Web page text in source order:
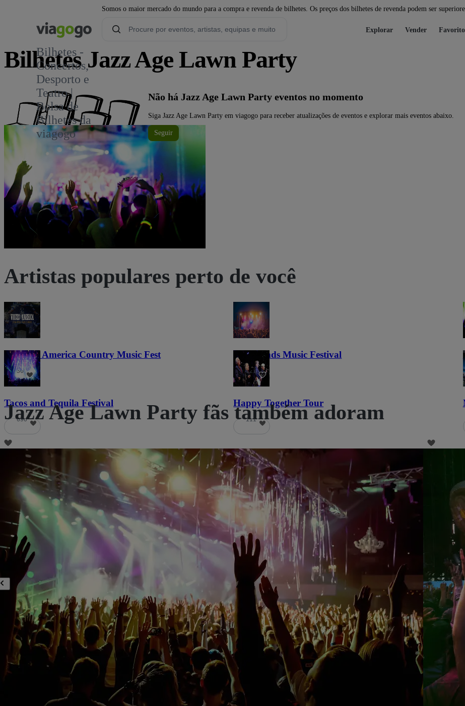
Somos o maior mercado do mundo para a compra e revenda de bilhetes. Os preços dos bilhetes de revenda podem ser
Bilhetes -
Concertos,
Desporto e
Teatro |
Bolsa de
Bilhetes da
viagogo
Explorar Vender
Bilhetes Jazz Age Lawn Party
Não há Jazz Age Lawn Party eventos no momento
Siga Jazz Age Lawn Party em viagogo para receber atualizações de eventos e explorar mais eventos abaixo.
Seguir
Artistas populares perto de você
Voices of America Country Music Fest
36
Lost Lands Music Festival
121
Tacos and Tequila Festival
690
Happy Together Tour
111
Jazz Age Lawn Party fãs também adoram